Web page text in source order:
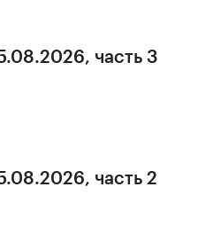
часть 3
часть 2